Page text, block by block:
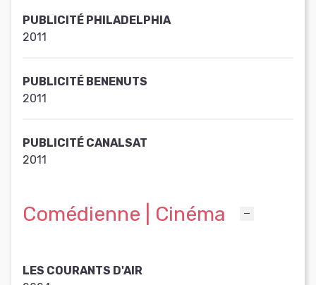
PUBLICITÉ PHILADELPHIA
2011
PUBLICITÉ BENENUTS
2011
PUBLICITÉ CANALSAT
2011
Comédienne | Cinéma
LES COURANTS D'AIR